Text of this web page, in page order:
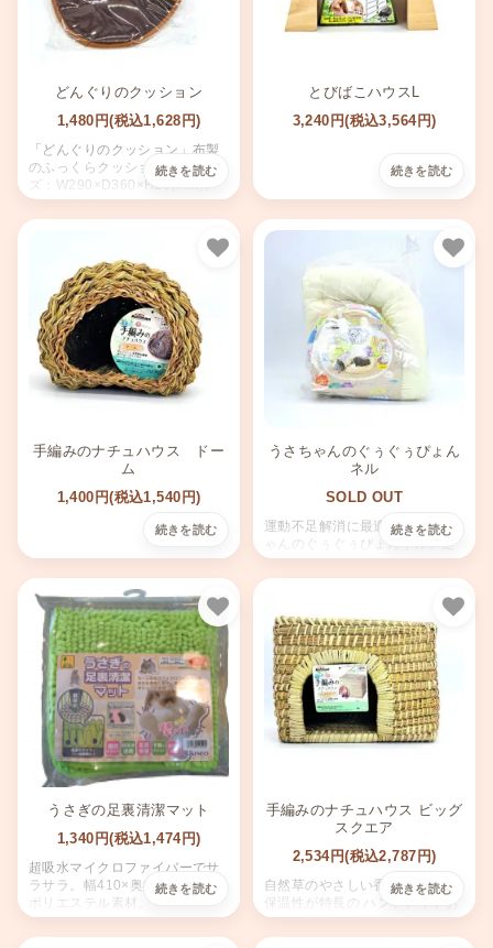
どんぐりのクッション
1,480円(税込1,628円)
「どんぐりのクッション」布製
のふっくらクッション。サイ
ズ：W290×D360×H20(mm)。
贅沢な寛ぎ。
とびばこハウスL
3,240円(税込3,564円)
手編みのナチュハウス ドー
ム
1,400円(税込1,540円)
お気に入り
うさちゃんのぐぅぐぅぴょん
ネル
SOLD OUT
運動不足解消に最適な！うさち
ゃんのぐぅぐぅぴょんネル。走
り抜けたり、ぴょこっと顔を出
したり。着脱可能、コンパクト
収納も可能。手洗いOKの清潔設
計。
お気
うさぎの足裏清潔マット
1,340円(税込1,474円)
超吸水マイクロファイバーでサ
ラサラ。幅410×奥行410mm。
ポリエステル素材。
お気に入り
手編みのナチュハウス ビッグ
スクエア
2,534円(税込2,787円)
自然草のやさしい香りと通気性
保温性が特長の ハンドメイドお
うち。陰干しで清潔に保ち快適
に過ごす。サイズ:
お気